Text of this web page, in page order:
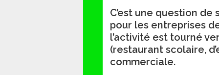
C’est une question
pour les entreprises
l’activité est tourné
(restaurant scolaire,
commerciale.